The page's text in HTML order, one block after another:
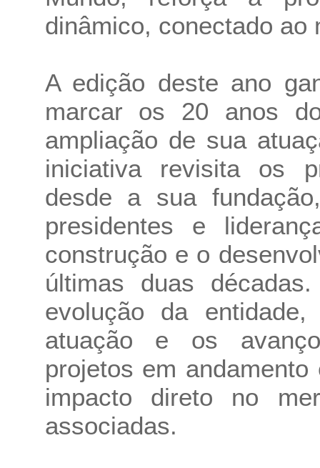
dinâmico, conectado ao
A edição deste ano
marcar os 20 anos
ampliação de sua
iniciativa revisita os
desde a sua
presidentes e
construção e o
últimas duas
evolução da
atuação e os
projetos em
impacto direto no
associadas.